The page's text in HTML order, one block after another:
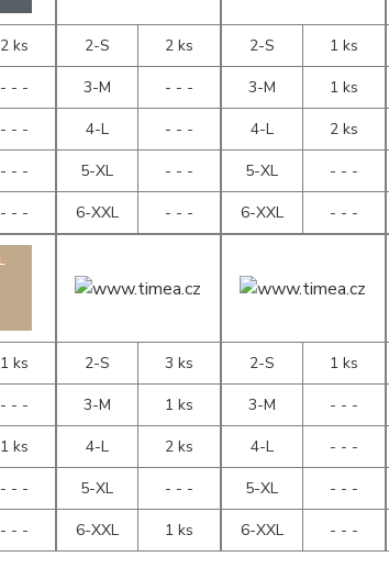
2 ks
- - -
- - -
- - -
- - -
2-S
2 ks
3-M
- - -
4-L
- - -
5-XL
- - -
6-XXL
- - -
2-S
1 ks
3-M
1 ks
4-L
2 ks
5-XL
- - -
6-XXL
- - -
1 ks
- - -
1 ks
- - -
- - -
2-S
3 ks
3-M
1 ks
4-L
2 ks
5-XL
- - -
6-XXL
1 ks
2-S
1 ks
3-M
- - -
4-L
- - -
5-XL
- - -
6-XXL
- - -